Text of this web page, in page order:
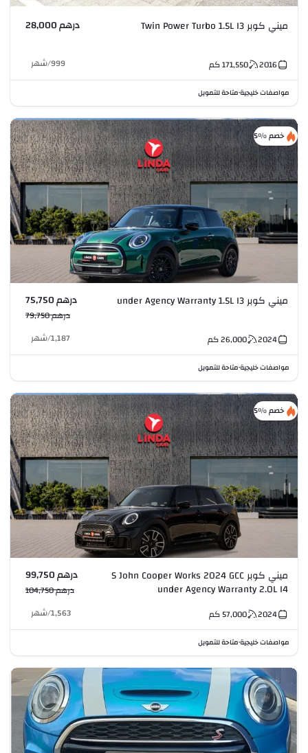
ميني كوبر Twin Power Turbo 1.5L I3 درهم 28,000
2016
171,550كم 999
/شهر
مواصفات خليجية•متاحة للتمويل
خصم %5
ميني كوبر under Agency Warranty 1.5L I3 درهم 75,750
درهم 79,750
2024
26,000كم 1,187
/شهر
مواصفات خليجية•متاحة للتمويل
خصم %5
ميني كوبر S John Cooper Works 2024 GCC
under Agency Warranty 2.0L I4
درهم 99,750
درهم 104,750
2024
57,000كم 1,563
/شهر
مواصفات خليجية•متاحة للتمويل